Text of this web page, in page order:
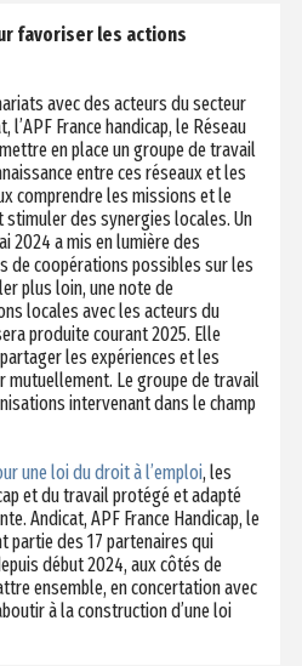
favoriser les actions
avec des acteurs du secteur
l’APF France handicap, le Réseau
en place un groupe de travail
entre ces réseaux et les
comprendre les missions et le
stimuler des synergies locales. Un
2024 a mis en lumière des
de coopérations possibles sur les
plus loin, une note de
locales avec les acteurs du
produite courant 2025. Elle
les expériences et les
mutuellement. Le groupe de travail
intervenant dans le champ
une loi du droit à l’emploi, les
et du travail protégé et adapté
Andicat, APF France Handicap, le
partie des 17 partenaires qui
début 2024, aux côtés de
ensemble, en concertation avec
à la construction d’une loi